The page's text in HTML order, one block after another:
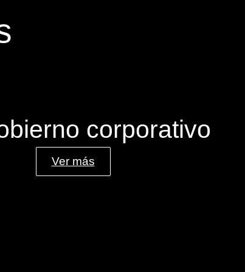
corporativo
Ver más